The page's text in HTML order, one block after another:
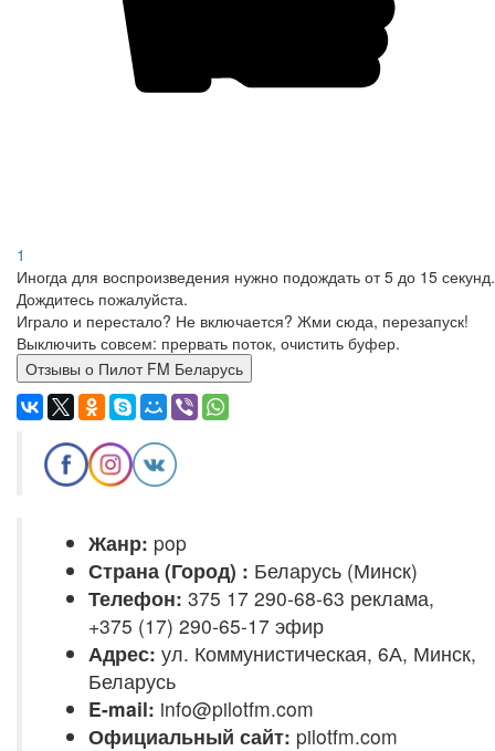
1
Иногда для воспроизведения нужно подождать от 5 до 15 секунд.
Дождитесь пожалуйста.
Играло и перестало? Не включается? Жми сюда, перезапуск!
Выключить совсем: прервать поток, очистить буфер.
Отзывы о Пилот FM Беларусь
Жанр: pop
Страна (Город) : Беларусь (Минск)
Телефон: 375 17 290‑68-63 реклама,
+375 (17) 290-65-17 эфир
Адрес: ул. Коммунистическая, 6А, Минск,
Беларусь
E-mail: info@pilotfm.com
Официальный сайт: pilotfm.com